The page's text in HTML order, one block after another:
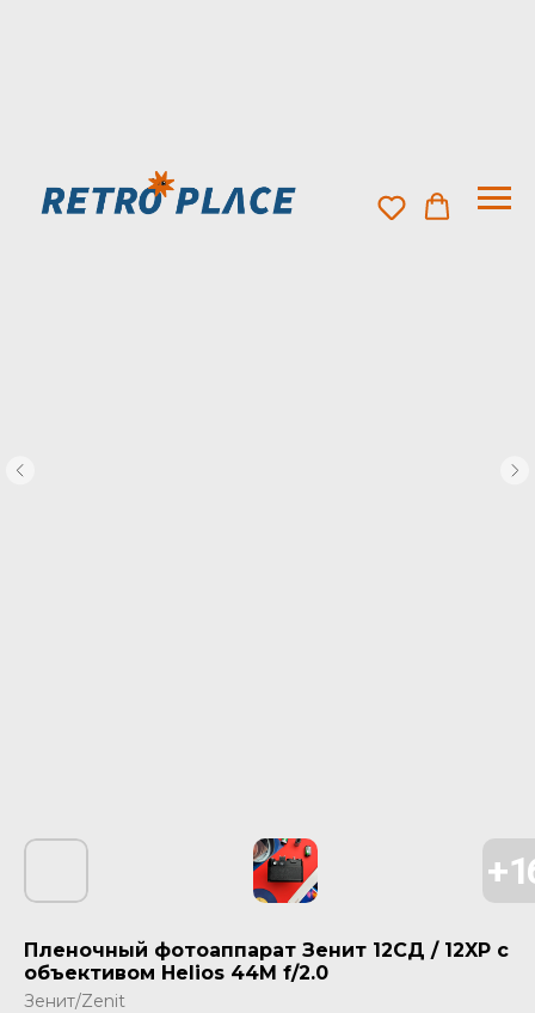
Пленочный фотоаппарат Зенит 12СД / 12XP с
объективом Helios 44M f/2.0
Зенит/Zenit